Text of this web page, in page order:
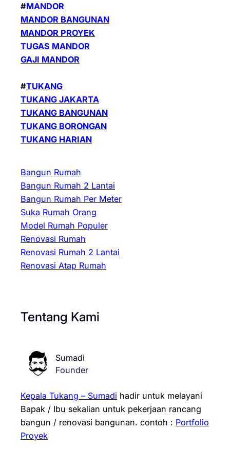
#MANDOR
MANDOR BANGUNAN
MANDOR PROYEK
TUGAS MANDOR
GAJI MANDOR
#TUKANG
TUKANG JAKARTA
TUKANG BANGUNAN
TUKANG BORONGAN
TUKANG HARIAN
Bangun Rumah
Bangun Rumah 2 Lantai
Bangun Rumah Per Meter
Suka Rumah Orang
Model Rumah Populer
Renovasi Rumah
Renovasi Rumah 2 Lantai
Renovasi Atap Rumah
Tentang Kami
Sumadi
Founder
Kepala Tukang – Sumadi hadir untuk melayani
Bapak / Ibu sekalian untuk pekerjaan rancang
bangun / renovasi bangunan. contoh : Portfolio
Proyek